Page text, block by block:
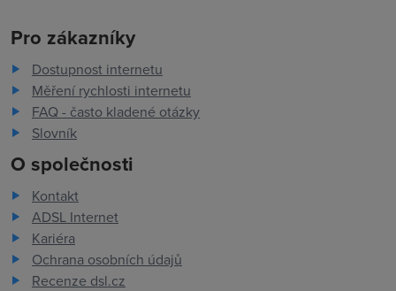
Pro zákazníky
Dostupnost internetu
Měření rychlosti internetu
FAQ - často kladené otázky
Slovník
O společnosti
Kontakt
ADSL Internet
Kariéra
Ochrana osobních údajů
Recenze dsl.cz